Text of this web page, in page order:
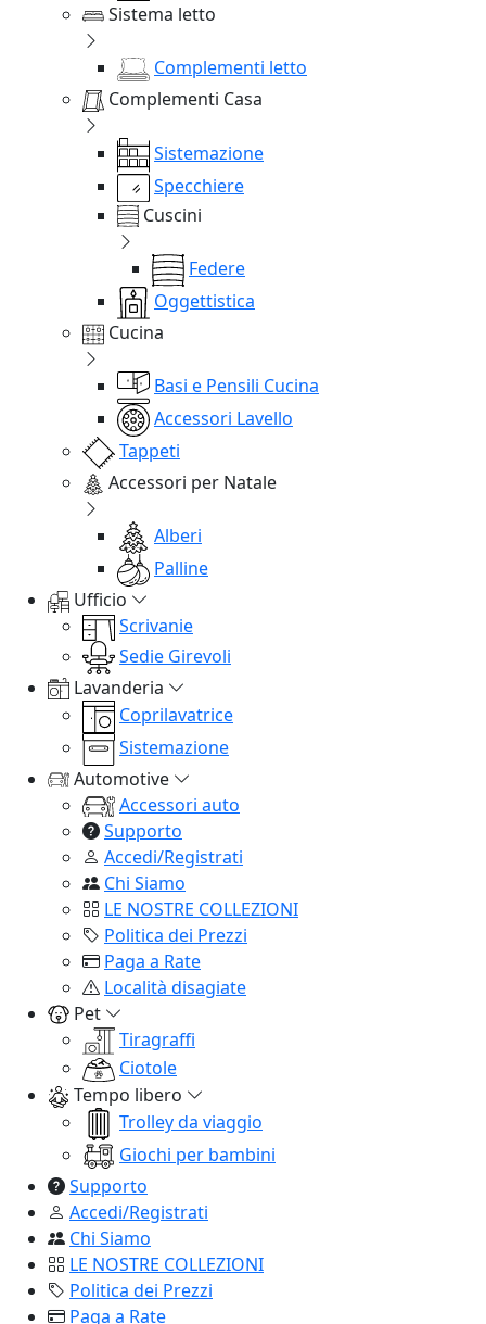
Sistema letto
Complementi letto
Complementi Casa
Sistemazione
Specchiere
Cuscini
Federe
Oggettistica
Cucina
Basi e Pensili Cucina
Accessori Lavello
Tappeti
Accessori per Natale
Alberi
Palline
Ufficio
Scrivanie
Sedie Girevoli
Lavanderia
Coprilavatrice
Sistemazione
Automotive
Accessori auto
Supporto
Accedi/Registrati
Chi Siamo
LE NOSTRE COLLEZIONI
Politica dei Prezzi
Paga a Rate
Località disagiate
Pet
Tiragraffi
Ciotole
Tempo libero
Trolley da viaggio
Giochi per bambini
Supporto
Accedi/Registrati
Chi Siamo
LE NOSTRE COLLEZIONI
Politica dei Prezzi
Paga a Rate